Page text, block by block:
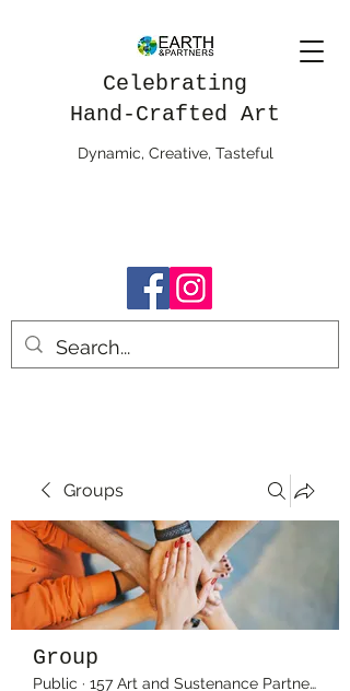
Celebrating
Hand-Crafted Art
Dynamic, Creative, Tasteful
Groups
Group
Public · 157 Art and Sustenance Partners